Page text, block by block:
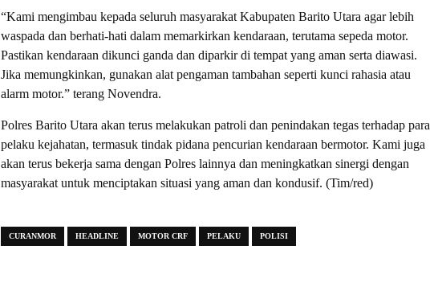
“Kami mengimbau kepada seluruh masyarakat Kabupaten Barito Utara agar lebih
waspada dan berhati-hati dalam memarkirkan kendaraan, terutama sepeda motor.
Pastikan kendaraan dikunci ganda dan diparkir di tempat yang aman serta diawasi.
Jika memungkinkan, gunakan alat pengaman tambahan seperti kunci rahasia atau
alarm motor.” terang Novendra.
Polres Barito Utara akan terus melakukan patroli dan penindakan tegas terhadap para
pelaku kejahatan, termasuk tindak pidana pencurian kendaraan bermotor. Kami juga
akan terus bekerja sama dengan Polres lainnya dan meningkatkan sinergi dengan
masyarakat untuk menciptakan situasi yang aman dan kondusif. (Tim/red)
CURANMOR HEADLINE MOTOR CRF PELAKU POLISI